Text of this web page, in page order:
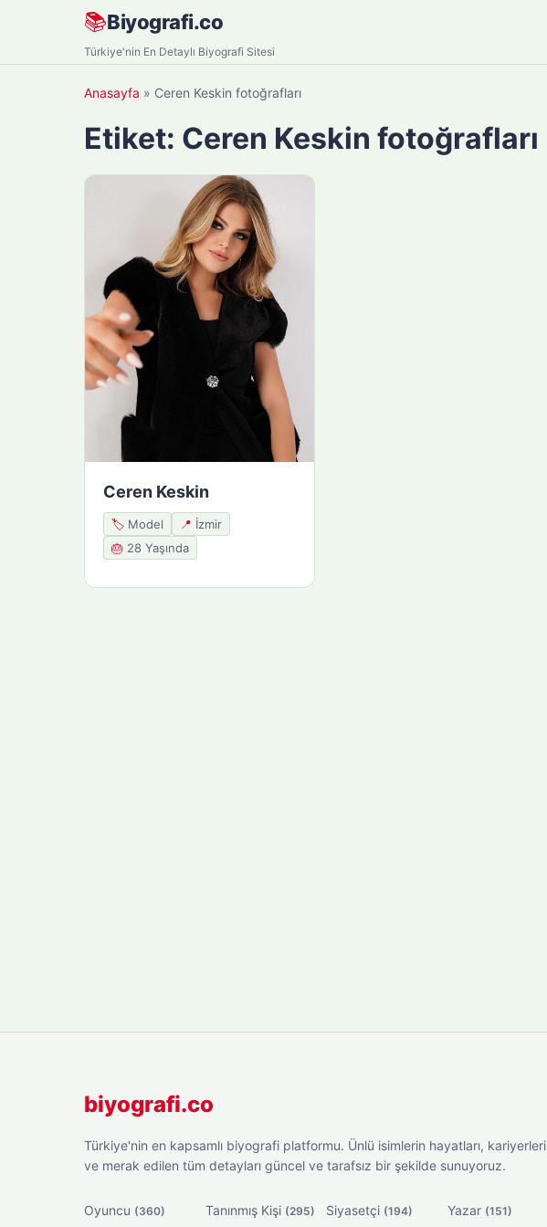
📚Biyografi.co
Türkiye'nin En Detaylı Biyografi Sitesi
Anasayfa » Ceren Keskin fotoğrafları
Etiket: Ceren Keskin fotoğrafları
Ceren Keskin
🏷️ Model 📍 İzmir
🎂 28 Yaşında
biyografi.co
Türkiye'nin en kapsamlı biyografi platformu. Ünlü isimlerin hayatları, kariyerleri
ve merak edilen tüm detayları güncel ve tarafsız bir şekilde sunuyoruz.
Oyuncu (360) Tanınmış Kişi (295) Siyasetçi (194) Yazar (151)